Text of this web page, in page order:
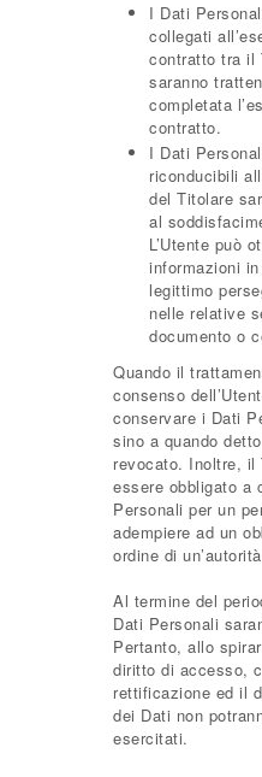
I Dati
collegati
contratto tra il
saranno
completata
contratto.
I Dati
riconducibili
del Titolare
al
L’Utente può
informazioni
legittimo
nelle relative
documento o
Quando il
consenso
conservare i Dati
sino a quando
revocato. Inoltre, il
essere obbligato a
Personali per un
adempiere ad un
ordine di
Al termine del
Dati Personali
Pertanto, allo
diritto di accesso,
rettificazione ed il
dei Dati non
esercitati.